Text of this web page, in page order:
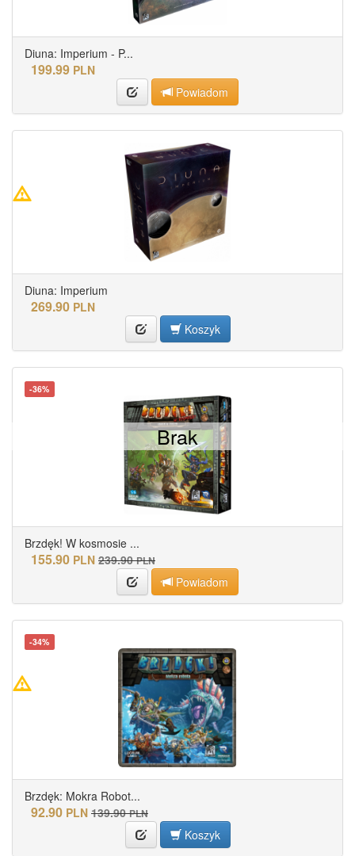
Diuna: Imperium - P...
199.99 PLN
Powiadom
Diuna: Imperium
269.90 PLN
Koszyk
-36%
Brzdęk! W kosmosie ...
155.90 PLN 239.90 PLN
Powiadom
Brak
-34%
Brzdęk: Mokra Robot...
92.90 PLN 139.90 PLN
Koszyk